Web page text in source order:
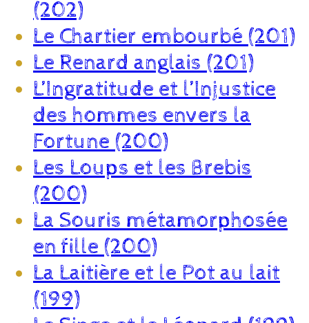
(202)
Le Chartier embourbé (201)
Le Renard anglais (201)
L’Ingratitude et l’Injustice
des hommes envers la
Fortune (200)
Les Loups et les Brebis
(200)
La Souris métamorphosée
en fille (200)
La Laitière et le Pot au lait
(199)